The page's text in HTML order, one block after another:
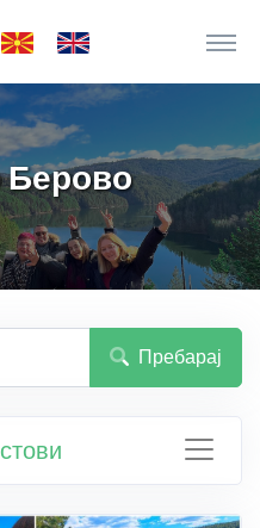
Берово
Пребарај